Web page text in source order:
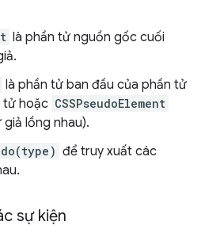
là phần tử nguồn gốc cuối
là phần tử ban đầu của phần tử
tử hoặc CSSPseudoElement
lồng nhau).
để truy xuất các
sự kiện